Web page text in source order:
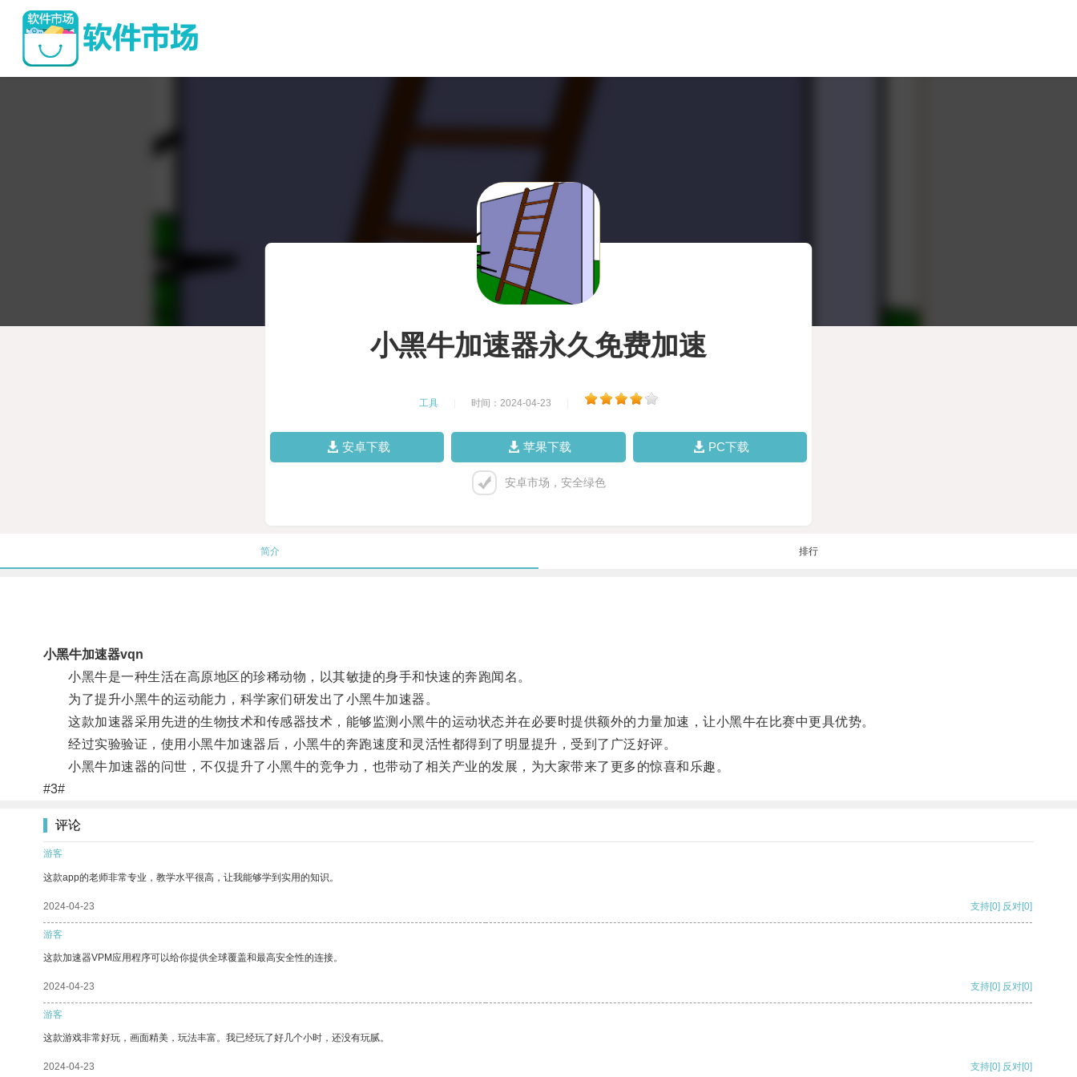
小黑牛加速器永久免费加速
工具 时间：2024-04-23
安卓下载 苹果下载 PC下载
安卓市场，安全绿色
简介 排行
小黑牛加速器vqn
小黑牛是一种生活在高原地区的珍稀动物，以其敏捷的身手和快速的奔跑闻名。
为了提升小黑牛的运动能力，科学家们研发出了小黑牛加速器。
这款加速器采用先进的生物技术和传感器技术，能够监测小黑牛的运动状态并在必要时提供额外的力量加速，让小黑牛在比赛中更具优势。
经过实验验证，使用小黑牛加速器后，小黑牛的奔跑速度和灵活性都得到了明显提升，受到了广泛好评。
小黑牛加速器的问世，不仅提升了小黑牛的竞争力，也带动了相关产业的发展，为大家带来了更多的惊喜和乐趣。
#3#
评论
游客
这款app的老师非常专业，教学水平很高，让我能够学到实用的知识。
2024-04-23 支持[0] 反对[0]
游客
这款加速器VPM应用程序可以给你提供全球覆盖和最高安全性的连接。
2024-04-23 支持[0] 反对[0]
游客
这款游戏非常好玩，画面精美，玩法丰富。我已经玩了好几个小时，还没有玩腻。
2024-04-23 支持[0] 反对[0]